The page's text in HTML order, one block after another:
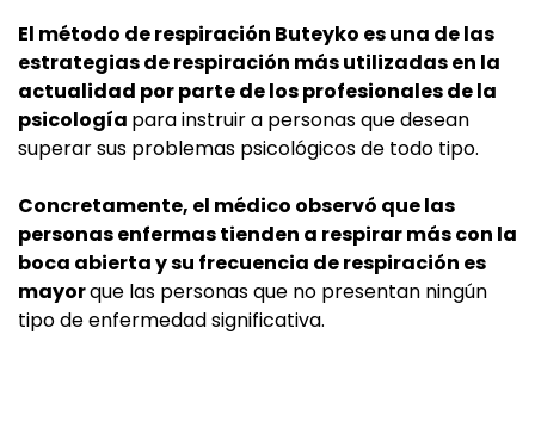
El método de respiración Buteyko es una de las
estrategias de respiración más utilizadas en la
actualidad por parte de los profesionales de la
psicología para instruir a personas que desean
superar sus problemas psicológicos de todo tipo.
Concretamente, el médico observó que las
personas enfermas tienden a respirar más con la
boca abierta y su frecuencia de respiración es
mayorque las personas que no presentan ningún
tipo de enfermedad significativa.